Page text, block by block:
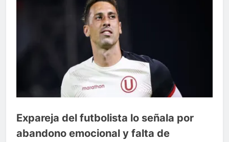
Expareja del futbolista lo señala por
abandono emocional y falta de